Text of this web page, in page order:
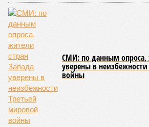
проблемные объекты SSD») сработала
Лосиноостровской, почему она не
Люблино? И означает ли отсутствие
что в реальности подрядчик по
определён?
2025–2026 годах, похоже, не
последние месяцы в личном общении
называть даже ориентировочные
расстроенные дольщики.
Казалось бы, формально
достраиванию объекта распределена.